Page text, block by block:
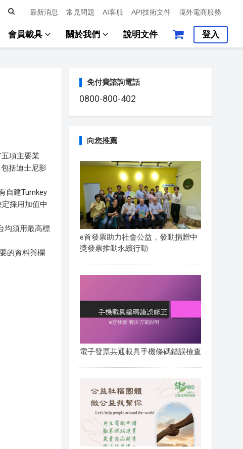
最新消息 常見問題 AI客服 API技術文件 境外電商服務
會員載具 關於我們 說明文件 登入
項主要業
括迪士尼影
自建Turnkey
採用加值中
均須用最高標
的資料與欄
免付費諮詢電話
0800-800-402
向您推薦
e首發票助力社會公益，發動捐贈中
獎發票推動永續行動
電子發票共通載具手機條碼錯誤檢查